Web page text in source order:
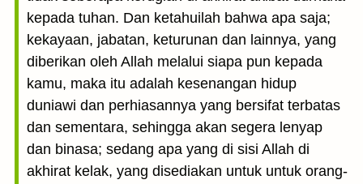
kepada tuhan. Dan ketahuilah bahwa apa saja;
kekayaan, jabatan, keturunan dan lainnya, yang
diberikan oleh Allah melalui siapa pun kepada
kamu, maka itu adalah kesenangan hidup
duniawi dan perhiasannya yang bersifat terbatas
dan sementara, sehingga akan segera lenyap
dan binasa; sedang apa yang di sisi Allah di
akhirat kelak, yang disediakan untuk untuk orang-